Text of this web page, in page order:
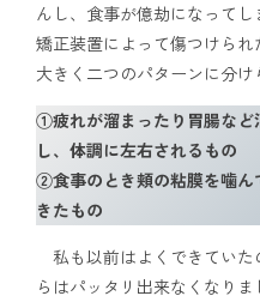
んし、食事が億劫になってし
矯正装置によって傷つけら
大きく二つのパターンに分け
①疲れが溜まったり胃腸など
し、体調に左右されるもの
②食事のとき頬の粘膜を噛ん
きたもの
私も以前はよくできてい
らはパッタリ出来なくなり